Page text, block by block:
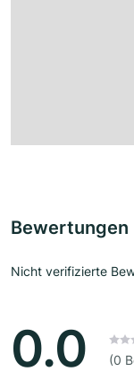
Bewertungen
Nicht verifizierte
0.0 (0